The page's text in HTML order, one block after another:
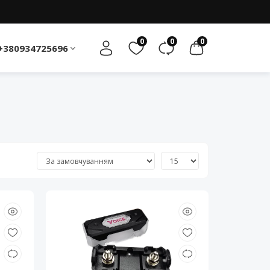
0 0 0